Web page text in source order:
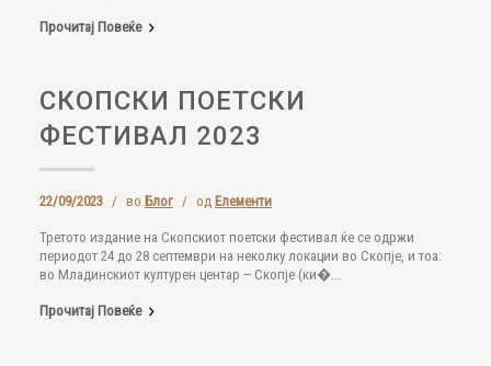
Прочитај Повеќе
СКОПСКИ ПОЕТСКИ
ФЕСТИВАЛ 2023
22/09/2023 / во Блог / од Елементи
Третото издание на Скопскиот поетски фестивал ќе се одржи
периодот 24 до 28 септември на неколку локации во Скопје, и тоа:
во Младинскиот културен центар ‒ Скопје (ки�...
Прочитај Повеќе